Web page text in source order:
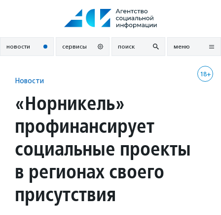
новости сервисы поиск меню
18+
Новости
«Норникель»
профинансирует
социальные проекты
в регионах своего
присутствия